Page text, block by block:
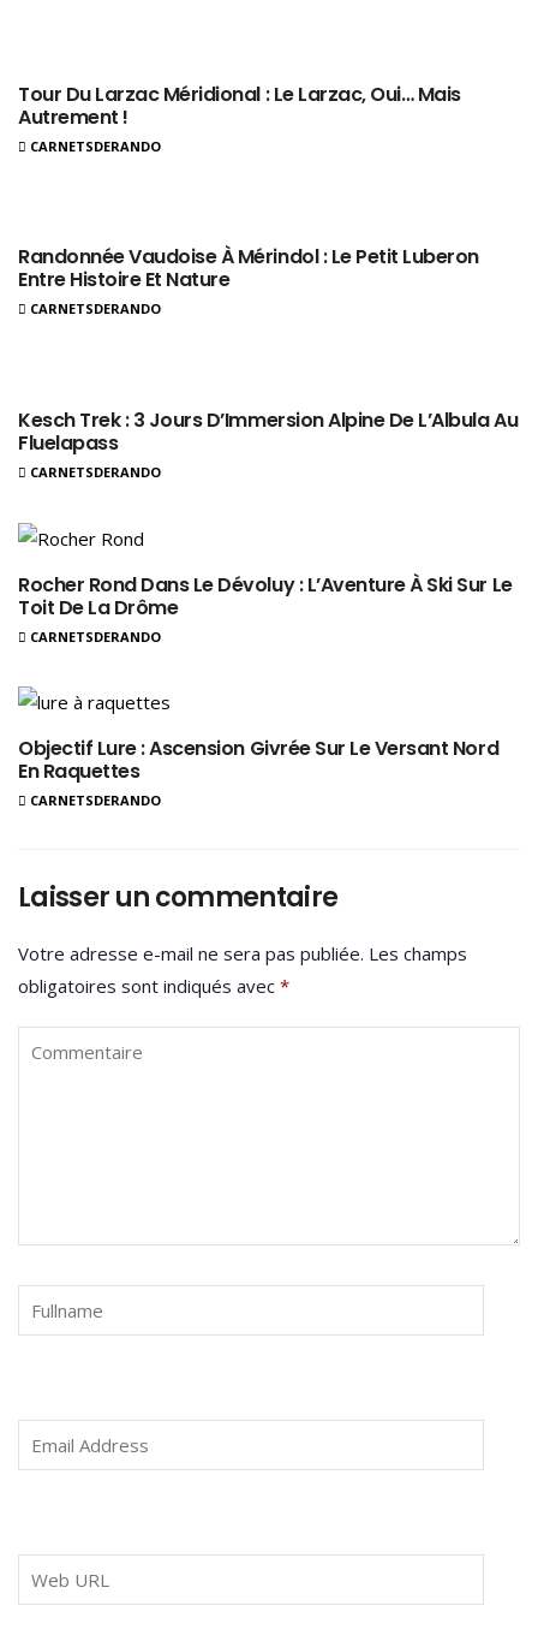
Tour Du Larzac Méridional : Le Larzac, Oui… Mais
Autrement !
CARNETSDERANDO
Randonnée Vaudoise À Mérindol : Le Petit Luberon
Entre Histoire Et Nature
CARNETSDERANDO
Kesch Trek : 3 Jours D’Immersion Alpine De L’Albula Au
Fluelapass
CARNETSDERANDO
Rocher Rond Dans Le Dévoluy : L’Aventure À Ski Sur Le
Toit De La Drôme
CARNETSDERANDO
Objectif Lure : Ascension Givrée Sur Le Versant Nord
En Raquettes
CARNETSDERANDO
Laisser un commentaire
Votre adresse e-mail ne sera pas publiée. Les champs
obligatoires sont indiqués avec *